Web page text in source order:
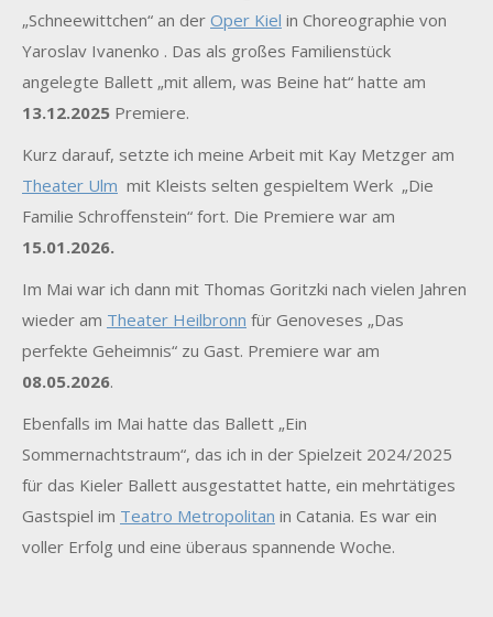
„Schneewittchen“ an der Oper Kiel in Choreographie von
Yaroslav Ivanenko . Das als großes Familienstück
angelegte Ballett „mit allem, was Beine hat“ hatte am
13.12.2025 Premiere.
Kurz darauf, setzte ich meine Arbeit mit Kay Metzger am
Theater Ulm mit Kleists selten gespieltem Werk „Die
Familie Schroffenstein“ fort. Die Premiere war am
15.01.2026.
Im Mai war ich dann mit Thomas Goritzki nach vielen Jahren
wieder am Theater Heilbronn für Genoveses „Das
perfekte Geheimnis“ zu Gast. Premiere war am
08.05.2026.
Ebenfalls im Mai hatte das Ballett „Ein
Sommernachtstraum“, das ich in der Spielzeit 2024/2025
für das Kieler Ballett ausgestattet hatte, ein mehrtätiges
Gastspiel im Teatro Metropolitan in Catania. Es war ein
voller Erfolg und eine überaus spannende Woche.